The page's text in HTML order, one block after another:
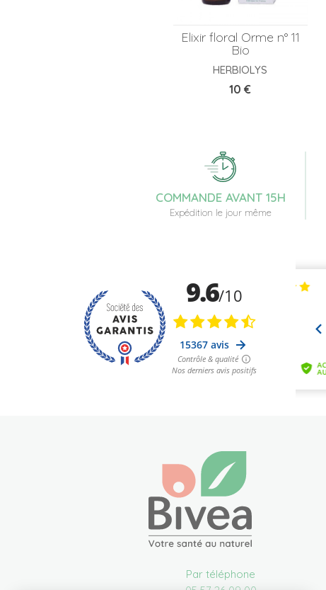
Elixir floral Orme n° 11
Bio
HERBIOLYS
Prix
10 €
COMMANDE AVANT 15H
Expédition le jour même
Par téléphone